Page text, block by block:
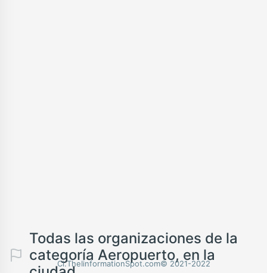
Todas las organizaciones de la
categoría Aeropuerto, en la
Cl.TheIinformationSpot.com© 2021-2022